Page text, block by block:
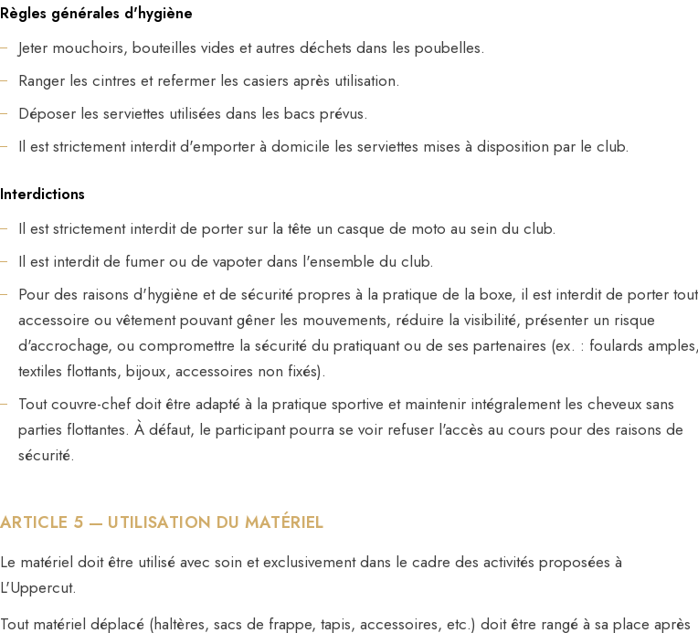
Règles générales d'hygiène
Jeter mouchoirs, bouteilles vides et autres déchets dans les poubelles.
Ranger les cintres et refermer les casiers après utilisation.
Déposer les serviettes utilisées dans les bacs prévus.
Il est strictement interdit d'emporter à domicile les serviettes mises à disposition par le club.
Interdictions
Il est strictement interdit de porter sur la tête un casque de moto au sein du club.
Il est interdit de fumer ou de vapoter dans l'ensemble du club.
Pour des raisons d'hygiène et de sécurité propres à la pratique de la boxe, il est interdit de porter tout
accessoire ou vêtement pouvant gêner les mouvements, réduire la visibilité, présenter un risque
d'accrochage, ou compromettre la sécurité du pratiquant ou de ses partenaires (ex. : foulards amples,
textiles flottants, bijoux, accessoires non fixés).
Tout couvre-chef doit être adapté à la pratique sportive et maintenir intégralement les cheveux sans
parties flottantes. À défaut, le participant pourra se voir refuser l'accès au cours pour des raisons de
sécurité.
ARTICLE 5 — UTILISATION DU MATÉRIEL
Le matériel doit être utilisé avec soin et exclusivement dans le cadre des activités proposées à
L'Uppercut.
Tout matériel déplacé (haltères, sacs de frappe, tapis, accessoires, etc.) doit être rangé à sa place après